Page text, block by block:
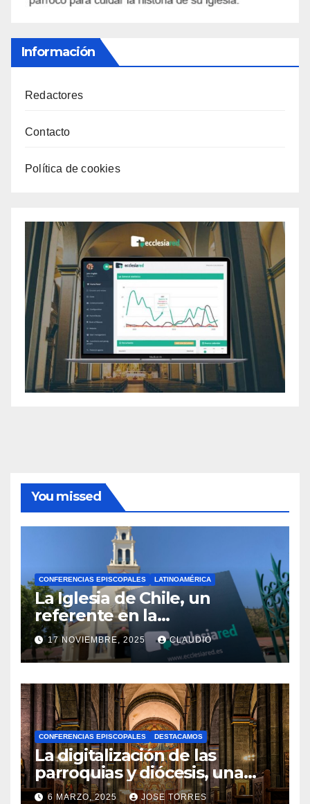
Información
Redactores
Contacto
Política de cookies
You missed
CONFERENCIAS EPISCOPALES LATINOAMÉRICA
La Iglesia de Chile, un
referente en la
transformación digital
gracias a Ecclesiared
17 NOVIEMBRE, 2025 CLAUDIO
N
O
H
A
Y
C
O
CONFERENCIAS EPISCOPALES DESTACAMOS
La digitalización de las
parroquias y diócesis, una
realidad ya para el futuro de
6 MARZO, 2025 JOSE TORRES